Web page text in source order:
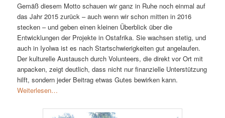
Gemäß diesem Motto schauen wir ganz in Ruhe noch einmal auf
das Jahr 2015 zurück – auch wenn wir schon mitten in 2016
stecken – und geben einen kleinen Überblick über die
Entwicklungen der Projekte in Ostafrika. Sie wachsen stetig, und
auch in Iyolwa ist es nach Startschwierigkeiten gut angelaufen.
Der kulturelle Austausch durch Volunteers, die direkt vor Ort mit
anpacken, zeigt deutlich, dass nicht nur finanzielle Unterstützung
hilft, sondern jeder Beitrag etwas Gutes bewirken kann.
Weiterlesen…